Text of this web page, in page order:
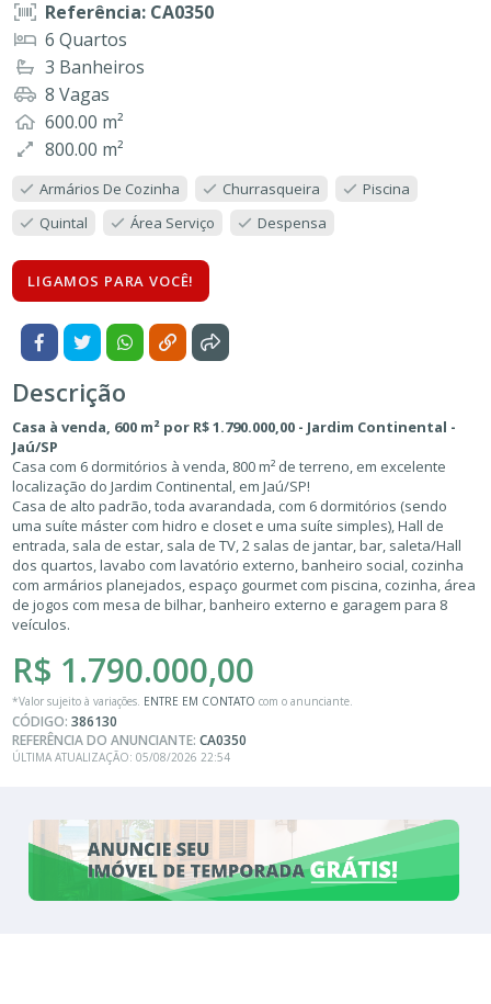
Referência: CA0350
6 Quartos
3 Banheiros
8 Vagas
600.00 m²
800.00 m²
Armários De Cozinha Churrasqueira
Piscina
Quintal
Área Serviço Despensa
LIGAMOS PARA VOCÊ!
Descrição
Casa à venda, 600 m² por R$ 1.790.000,00 - Jardim Continental -
Jaú/SP
Casa com 6 dormitórios à venda, 800 m² de terreno, em excelente
localização do Jardim Continental, em Jaú/SP!
Casa de alto padrão, toda avarandada, com 6 dormitórios (sendo
uma suíte máster com hidro e closet e uma suíte simples), Hall de
entrada, sala de estar, sala de TV, 2 salas de jantar, bar, saleta/Hall
dos quartos, lavabo com lavatório externo, banheiro social, cozinha
com armários planejados, espaço gourmet com piscina, cozinha, área
de jogos com mesa de bilhar, banheiro externo e garagem para 8
veículos.
R$ 1.790.000,00
*Valor sujeito à variações. ENTRE EM CONTATO com o anunciante.
CÓDIGO:386130
REFERÊNCIA DO ANUNCIANTE:CA0350
ÚLTIMA ATUALIZAÇÃO: 05/08/2026 22:54